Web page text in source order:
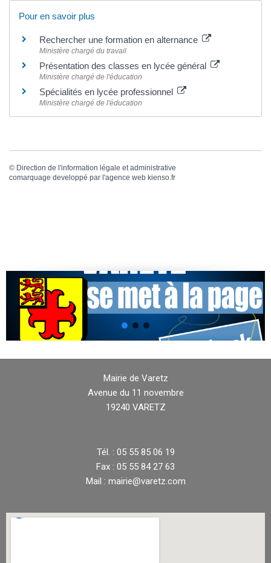
Pour en savoir plus
Rechercher une formation en alternance
Ministère chargé du travail
Présentation des classes en lycée général
Ministère chargé de l'éducation
Spécialités en lycée professionnel
Ministère chargé de l'éducation
© Direction de l'information légale et administrative
comarquage developpé par l'agence web kienso.fr
Mairie de Varetz
Avenue du 11 novembre
19240 VARETZ
Tél. : 05 55 85 06 19
Fax : 05 55 84 27 63
Mail : mairie@varetz.com